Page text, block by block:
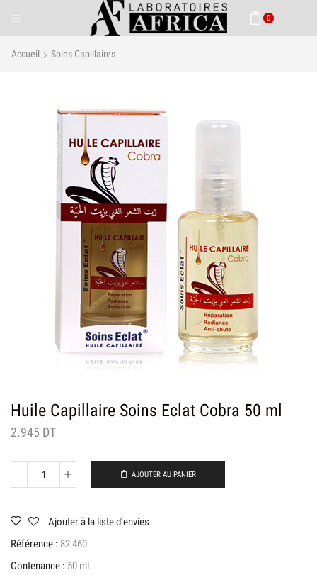
0
Accueil Soins Capillaires
Huile Capillaire Soins Eclat Cobra 50 ml
2.945 DT
quantité
Capillaire
Soins
Eclat
50
AJOUTER AU PANIER
Ajouter à la liste d’envies
Référence : 82 460
Contenance : 50 ml